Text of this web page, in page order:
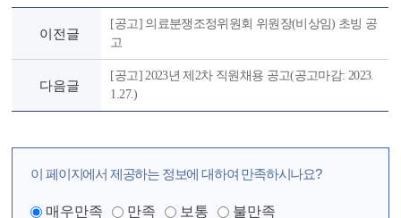
이전글
[공고] 의료분쟁조정위원회 위원장(비상임) 초빙 공
고
다음글
[공고] 2023년 제2차 직원채용 공고(공고마감: 2023.
1.27.)
이 페이지에서 제공하는 정보에 대하여 만족하시나요?
매우만족 만족 보통 불만족